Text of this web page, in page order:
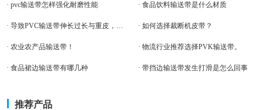
· pvc输送带怎样强化耐磨性能 · 食品饮料输送带是什么材质
· 导致PVC输送带伸长过长与重皮，其中原因那么多！ · 如何选择裁断机皮带？
· 农业农产品输送带！ · 物流行业推荐选择PVK输送带。
· 食品裙边输送带有哪几种 · 带挡边输送带发生打滑是怎么回事
推荐产品